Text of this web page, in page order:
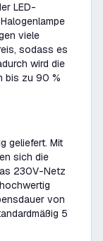
LED-
viele
sodass es
wird die
bis zu 90 %
geliefert. Mit
sich die
230V-Netz
von
5